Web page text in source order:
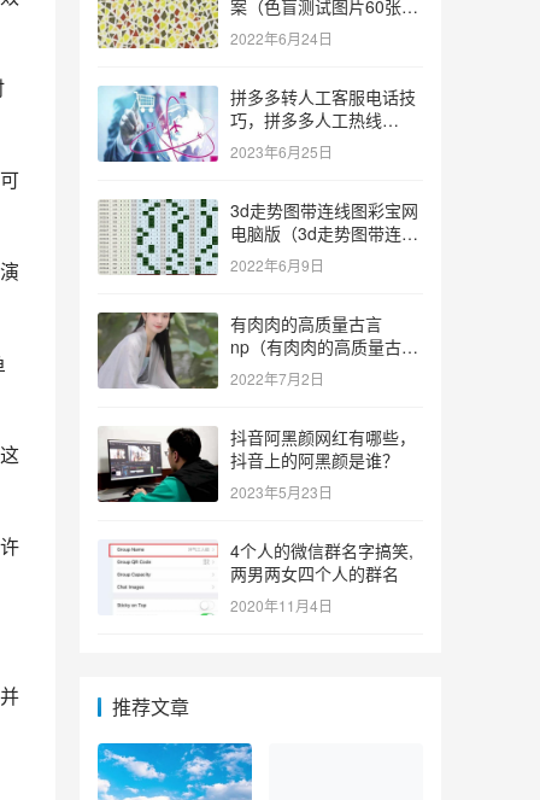
案（色盲测试图片60张复
杂）
2022年6月24日
拼多多转人工客服电话技
巧，拼多多人工热线
9541344？
2023年6月25日
3d走势图带连线图彩宝网
电脑版（3d走势图带连线
图彩宝网手机版）
2022年6月9日
有肉肉的高质量古言
np（有肉肉的高质量古言
np推荐）
2022年7月2日
抖音阿黑颜网红有哪些，
抖音上的阿黑颜是谁？
2023年5月23日
4个人的微信群名字搞笑,
两男两女四个人的群名
2020年11月4日
推荐文章